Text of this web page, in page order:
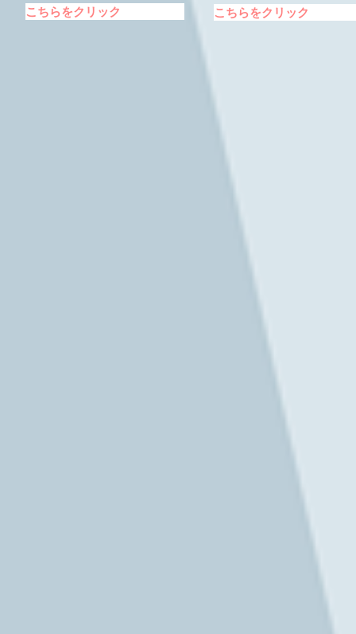
こちらをクリック こちらをクリック